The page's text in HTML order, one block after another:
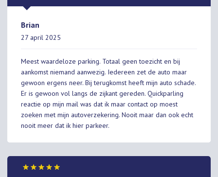
Brian
27 april 2025
Meest waardeloze parking. Totaal geen toezicht en bij
aankomst niemand aanwezig. Iedereen zet de auto maar
gewoon ergens neer. Bij terugkomst heeft mijn auto schade.
Er is gewoon vol langs de zijkant gereden. Quickparling
reactie op mijn mail was dat ik maar contact op moest
zoeken met mijn autoverzekering. Nooit maar dan ook echt
nooit meer dat ik hier parkeer.